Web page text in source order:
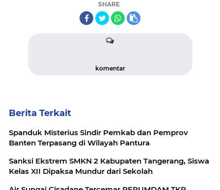
SHARE
komentar
Berita Terkait
Spanduk Misterius Sindir Pemkab dan Pemprov
Banten Terpasang di Wilayah Pantura
Sanksi Ekstrem SMKN 2 Kabupaten Tangerang, Siswa
Kelas XII Dipaksa Mundur dari Sekolah